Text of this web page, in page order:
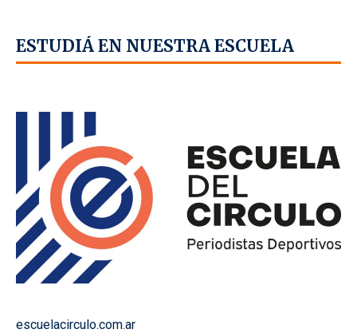
ESTUDIÁ EN NUESTRA ESCUELA
escuelacirculo.com.ar